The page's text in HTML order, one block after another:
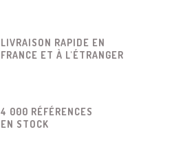
LIVRAISON RAPIDE EN
FRANCE ET À L'ÉTRANGER
4 000 RÉFÉRENCES
EN STOCK